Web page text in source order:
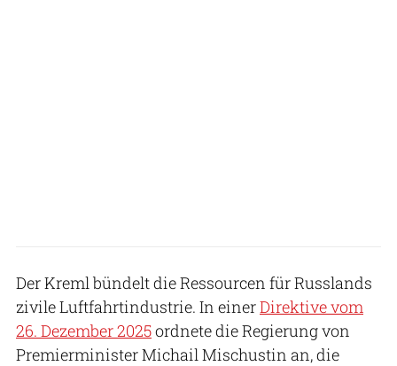
Der Kreml bündelt die Ressourcen für Russlands
zivile Luftfahrtindustrie. In einerDirektive vom
26. Dezember 2025ordnete die Regierung von
Premierminister Michail Mischustin an, die